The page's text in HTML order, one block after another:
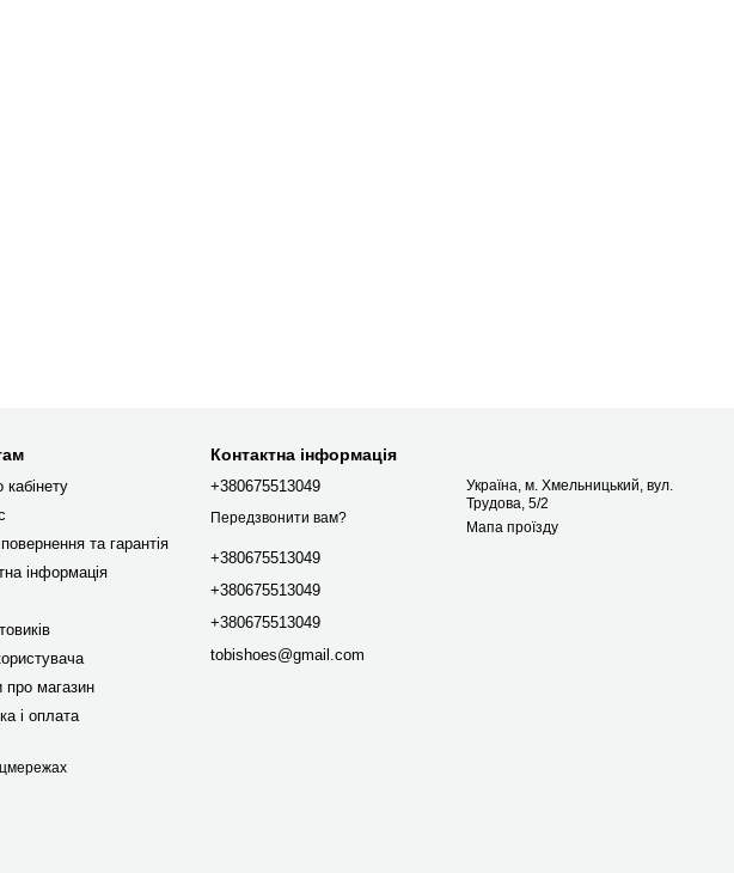
кабінету
та гарантія
інформація
про магазин
і оплата
Контактна інформація
+380675513049
Передзвонити вам?
+380675513049
+380675513049
+380675513049
tobishoes@gmail.com
Україна, м. Хмельницький, вул.
Трудова, 5/2
Мапа проїзду